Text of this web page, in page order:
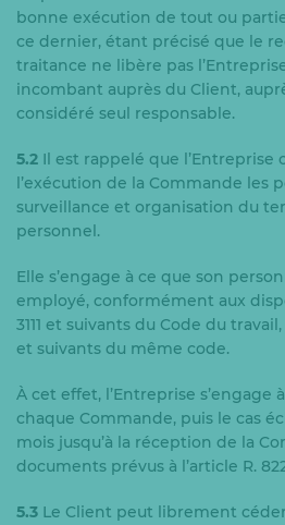
bonne exécution de tout ou
ce dernier, étant précisé que le
traitance ne libère pas
incombant auprès du Client,
considéré seul responsable.
5.2 Il est rappelé que l’Entreprise
l’exécution de la Commande les
surveillance et organisation du
personnel.
Elle s’engage à ce que son
employé, conformément aux
3111 et suivants du Code du travail,
et suivants du même code.
À cet effet, l’Entreprise s’engage
chaque Commande, puis le cas
mois jusqu’à la réception de la
documents prévus à l’article R.
5.3 Le Client peut librement